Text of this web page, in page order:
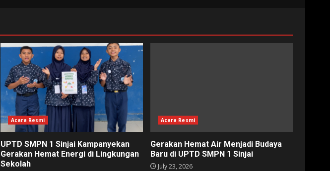
Acara Resmi
UPTD SMPN 1 Sinjai Kampanyekan
Gerakan Hemat Energi di Lingkungan
Sekolah
Acara Resmi
Gerakan Hemat Air Menjadi Budaya
Baru di UPTD SMPN 1 Sinjai
July 23, 2026